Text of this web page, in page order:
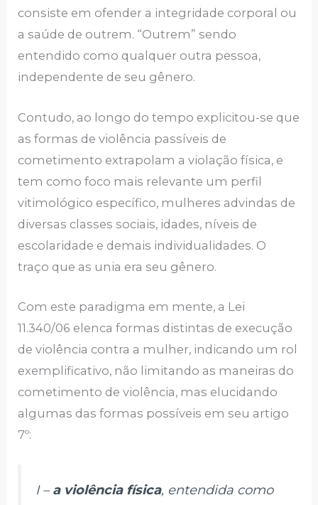
consiste em ofender a integridade corporal ou
a saúde de outrem. “Outrem” sendo
entendido como qualquer outra pessoa,
independente de seu gênero.
Contudo, ao longo do tempo explicitou-se que
as formas de violência passíveis de
cometimento extrapolam a violação física, e
tem como foco mais relevante um perfil
vitimológico específico, mulheres advindas de
diversas classes sociais, idades, níveis de
escolaridade e demais individualidades. O
traço que as unia era seu gênero.
Com este paradigma em mente, a Lei
11.340/06 elenca formas distintas de execução
de violência contra a mulher, indicando um rol
exemplificativo, não limitando as maneiras do
cometimento de violência, mas elucidando
algumas das formas possíveis em seu artigo
7º:
I – a violência física, entendida como